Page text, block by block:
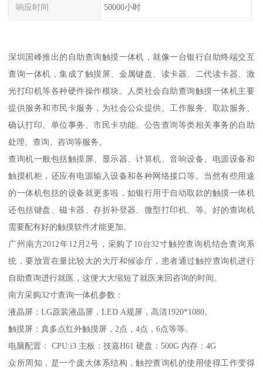
响应时间 50000小时
深圳国峰推出的自助查询触摸一体机，就像一台银行自助终端交互
查询一体机，集成了触摸屏、金属键盘、读卡器、二代读卡器、激
光打印机等各种硬件操作模块。人类社会自助查询触摸一体机主要
提供服务和市民卡服务，为社会公众提供、工作服务、取款服务、
确认打印、单位事务、市民卡功能、公告查询等类相关事务的自助
处理、查询、咨询等服务。
查询机一般包括触摸屏、显示器、计算机、音响设备、电源设备和
触摸机柜，还应有电源输入设备和各种网络接口等。当然有些用途
的一体机包括的设备就更多啦，如银行用于自动取款的触摸一体机
还包括键盘、磁卡器、存折补登器、微型打印机、等。好的查询机
需要配有好的触摸软件才能更加。
广州南方2012年12月2号，采购了10台32寸触控查询机结合查询系
统，要放置在量比较大的大厅和候诊厅，患者通过触控查询机进行
自助查询进行就医，这便大大缩短了就医来回咨询的时间。
南方采购32寸查询一体机参数：
液晶屏：LG原装液晶屏，LED A规屏，高清1920*1080。
触摸屏：真多点红外触摸屏，2点，4点，6点等等。
电脑配置： CPU:i3 主板：技嘉H61 硬盘：500G 内存：4G
众所周知，是一个庞大体系结构，触控查询机的使用使得工作变得